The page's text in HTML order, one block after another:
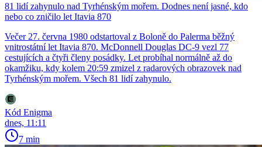
81 lidí zahynulo nad Tyrhénským mořem. Dodnes není jasné, kdo
nebo co zničilo let Itavia 870
Večer 27. června 1980 odstartoval z Boloně do Palerma běžný
vnitrostátní let Itavia 870. McDonnell Douglas DC-9 vezl 77
cestujících a čtyři členy posádky. Let probíhal normálně až do
okamžiku, kdy kolem 20:59 zmizel z radarových obrazovek nad
Tyrhénským mořem. Všech 81 lidí zahynulo.
Kód Enigma
dnes, 11:11
7 min